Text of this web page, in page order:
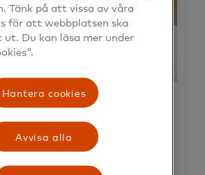
shopping
Tänk på att vissa av våra
för att webbplatsen ska
Du kan läsa mer under
Hantera cookies
Avvisa alla